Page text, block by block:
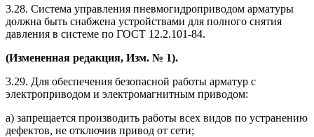
3.28. Система управления пневмогидроприводом арматуры
должна быть снабжена устройствами для полного снятия
давления в системе по ГОСТ 12.2.101-84.
(Измененная редакция, Изм. № 1).
3.29. Для обеспечения безопасной работы арматур с
электроприводом и электромагнитным приводом:
а) запрещается производить работы всех видов по устранению
дефектов, не отключив привод от сети;